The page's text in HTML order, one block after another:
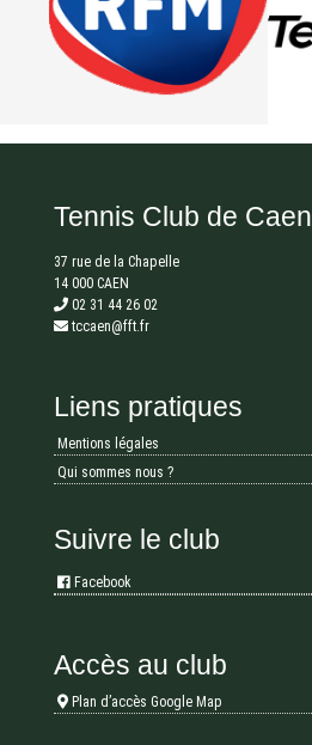
Tennis Club de Caen
37 rue de la Chapelle
14 000 CAEN
02 31 44 26 02
tccaen@fft.fr
Liens pratiques
Mentions légales
Qui sommes nous ?
Suivre le club
Facebook
Accès au club
Plan d’accès Google Map